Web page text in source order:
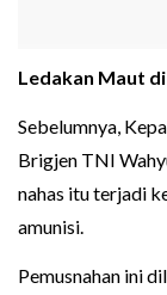
Ledakan Maut
Sebelumnya,
Brigjen TNI
nahas itu terjadi
amunisi.
Pemusnahan ini